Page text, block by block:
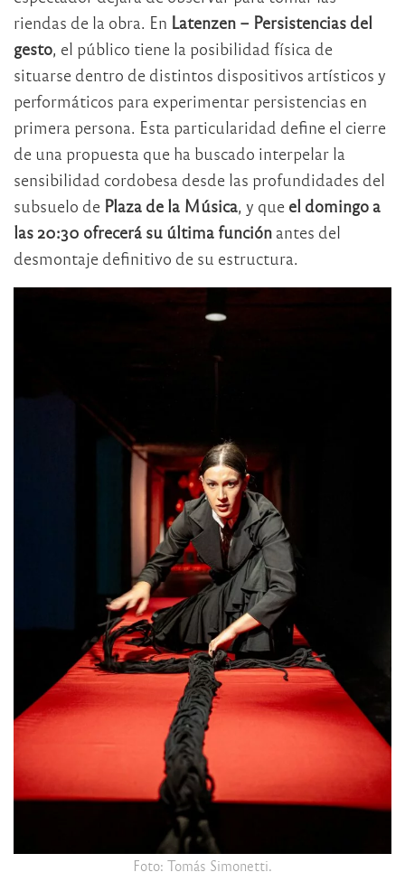
riendas de la obra. En Latenzen – Persistencias del
gesto, el público tiene la posibilidad física de
situarse dentro de distintos dispositivos artísticos y
performáticos para experimentar persistencias en
primera persona. Esta particularidad define el cierre
de una propuesta que ha buscado interpelar la
sensibilidad cordobesa desde las profundidades del
subsuelo de Plaza de la Música, y que el domingo a
las 20:30 ofrecerá su última función antes del
desmontaje definitivo de su estructura.
Foto: Tomás Simonetti.